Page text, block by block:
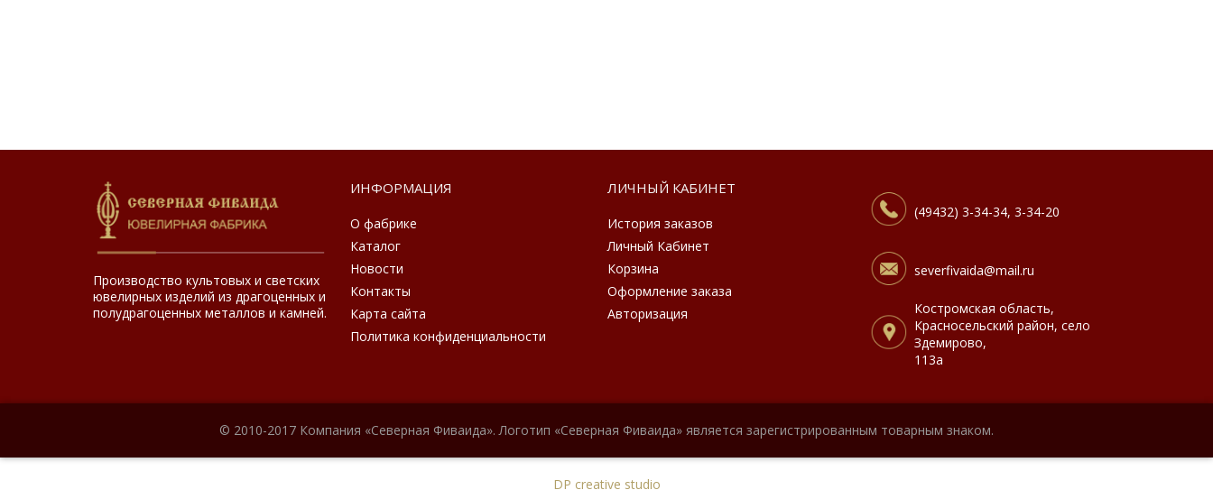
Производство культовых и светских
ювелирных изделий из драгоценных и
полудрагоценных металлов и камней.
ИНФОРМАЦИЯ
О фабрике
Каталог
Новости
Контакты
Карта сайта
Политика конфиденциальности
ЛИЧНЫЙ КАБИНЕТ
История заказов
Личный Кабинет
Корзина
Оформление заказа
Авторизация
(49432) 3-34-34, 3-34-20
severfivaida@mail.ru
Костромская область,
Красносельский район, село
Здемирово,
113а
© 2010-2017 Компания «Северная Фиваида». Логотип «Северная Фиваида» является зарегистрированным товарным знаком.
DP creative studio